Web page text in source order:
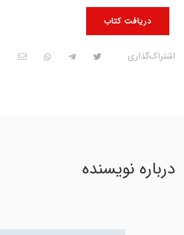
دریافت کتاب
اشتراک‌گذاری
درباره نویسنده